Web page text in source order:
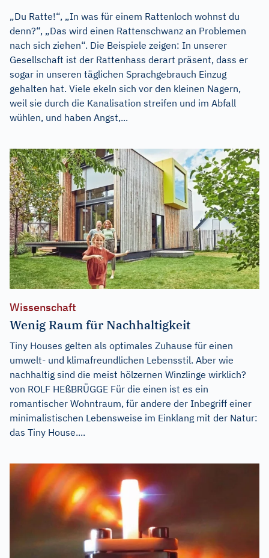
„Du Ratte!“, „In was für einem Rattenloch wohnst du
denn?“, „Das wird einen Rattenschwanz an Problemen
nach sich ziehen“. Die Beispiele zeigen: In unserer
Gesellschaft ist der Rattenhass derart präsent, dass er
sogar in unseren täglichen Sprachgebrauch Einzug
gehalten hat. Viele ekeln sich vor den kleinen Nagern,
weil sie durch die Kanalisation streifen und im Abfall
wühlen, und haben Angst,...
Wissenschaft
Wenig Raum für Nachhaltigkeit
Tiny Houses gelten als optimales Zuhause für einen
umwelt- und klimafreundlichen Lebensstil. Aber wie
nachhaltig sind die meist hölzernen Winzlinge wirklich?
von ROLF HEßBRÜGGE Für die einen ist es ein
romantischer Wohntraum, für andere der Inbegriff einer
minimalistischen Lebensweise im Einklang mit der Natur:
das Tiny House....